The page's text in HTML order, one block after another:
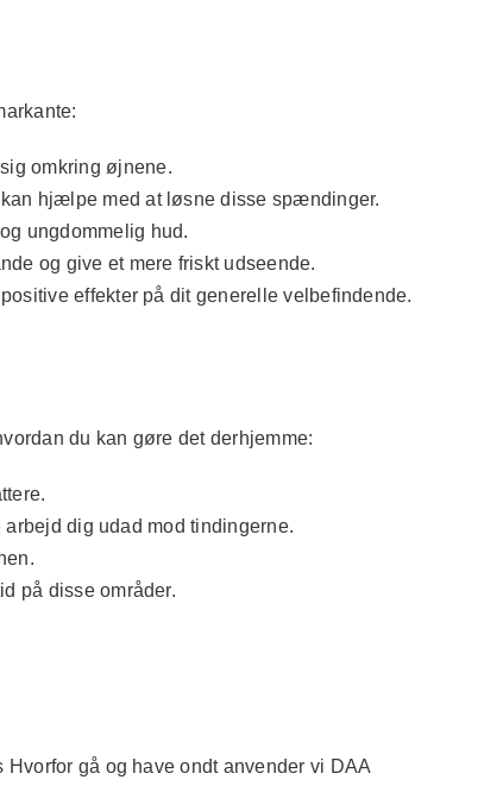
omkring øjnene.
hjælpe med at løsne disse spændinger.
ungdommelig hud.
og give et mere friskt udseende.
effekter på dit generelle velbefindende.
du kan gøre det derhjemme:
dig udad mod tindingerne.
på disse områder.
gå og have ondt anvender vi DAA